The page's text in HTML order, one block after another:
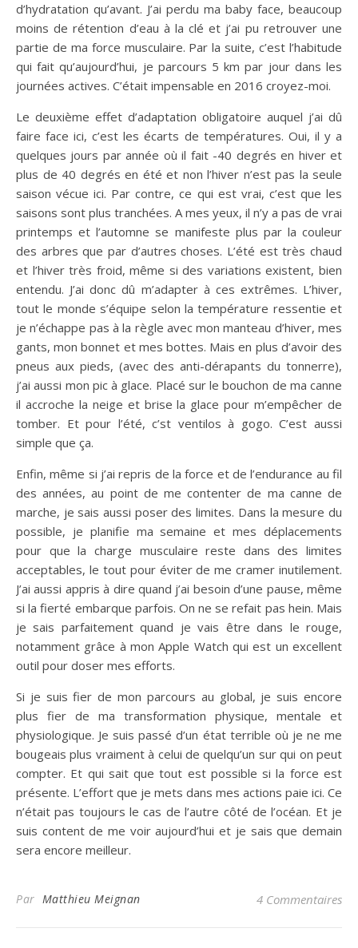
d’hydratation qu’avant. J’ai perdu ma baby face, beaucoup
moins de rétention d’eau à la clé et j’ai pu retrouver une
partie de ma force musculaire. Par la suite, c’est l’habitude
qui fait qu’aujourd’hui, je parcours 5 km par jour dans les
journées actives. C’était impensable en 2016 croyez-moi.
Le deuxième effet d’adaptation obligatoire auquel j’ai dû
faire face ici, c’est les écarts de températures. Oui, il y a
quelques jours par année où il fait -40 degrés en hiver et
plus de 40 degrés en été et non l’hiver n’est pas la seule
saison vécue ici. Par contre, ce qui est vrai, c’est que les
saisons sont plus tranchées. A mes yeux, il n’y a pas de vrai
printemps et l’automne se manifeste plus par la couleur
des arbres que par d’autres choses. L’été est très chaud
et l’hiver très froid, même si des variations existent, bien
entendu. J’ai donc dû m’adapter à ces extrêmes. L’hiver,
tout le monde s’équipe selon la température ressentie et
je n’échappe pas à la règle avec mon manteau d’hiver, mes
gants, mon bonnet et mes bottes. Mais en plus d’avoir des
pneus aux pieds, (avec des anti-dérapants du tonnerre),
j’ai aussi mon pic à glace. Placé sur le bouchon de ma canne
il accroche la neige et brise la glace pour m’empêcher de
tomber. Et pour l’été, c’st ventilos à gogo. C’est aussi
simple que ça.
Enfin, même si j’ai repris de la force et de l’endurance au fil
des années, au point de me contenter de ma canne de
marche, je sais aussi poser des limites. Dans la mesure du
possible, je planifie ma semaine et mes déplacements
pour que la charge musculaire reste dans des limites
acceptables, le tout pour éviter de me cramer inutilement.
J’ai aussi appris à dire quand j’ai besoin d’une pause, même
si la fierté embarque parfois. On ne se refait pas hein. Mais
je sais parfaitement quand je vais être dans le rouge,
notamment grâce à mon Apple Watch qui est un excellent
outil pour doser mes efforts.
Si je suis fier de mon parcours au global, je suis encore
plus fier de ma transformation physique, mentale et
physiologique. Je suis passé d’un état terrible où je ne me
bougeais plus vraiment à celui de quelqu’un sur qui on peut
compter. Et qui sait que tout est possible si la force est
présente. L’effort que je mets dans mes actions paie ici. Ce
n’était pas toujours le cas de l’autre côté de l’océan. Et je
suis content de me voir aujourd’hui et je sais que demain
sera encore meilleur.
Par Matthieu Meignan 4 Commentaires